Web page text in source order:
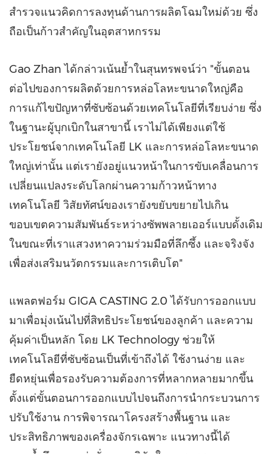
สำรวจแนวคิดการลงทุนด้านการผลิตโฉมใหม่ด้วย ซึ่ง
ถือเป็นก้าวสำคัญในอุตสาหกรรม
Gao Zhan ได้กล่าวเน้นย้ำในสุนทรพจน์ว่า "ขั้นตอน
ต่อไปของการผลิตด้วยการหล่อโลหะขนาดใหญ่คือ
การแก้ไขปัญหาที่ซับซ้อนด้วยเทคโนโลยีที่เรียบง่าย ซึ่ง
ในฐานะผู้บุกเบิกในสาขานี้ เราไม่ได้เพียงแต่ใช้
ประโยชน์จากเทคโนโลยี LK และการหล่อโลหะขนาด
ใหญ่เท่านั้น แต่เรายังอยู่แนวหน้าในการขับเคลื่อนการ
เปลี่ยนแปลงระดับโลกผ่านความก้าวหน้าทาง
เทคโนโลยี วิสัยทัศน์ของเรายังขยับขยายไปเกิน
ขอบเขตความสัมพันธ์ระหว่างซัพพลายเออร์แบบดั้งเดิม
ในขณะที่เราแสวงหาความร่วมมือที่ลึกซึ้ง และจริงจัง
เพื่อส่งเสริมนวัตกรรมและการเติบโต"
แพลตฟอร์ม GIGA CASTING 2.0 ได้รับการออกแบบ
มาเพื่อมุ่งเน้นไปที่สิทธิประโยชน์ของลูกค้า และความ
คุ้มค่าเป็นหลัก โดย LK Technology ช่วยให้
เทคโนโลยีที่ซับซ้อนเป็นที่เข้าถึงได้ ใช้งานง่าย และ
ยืดหยุ่นเพื่อรองรับความต้องการที่หลากหลายมากขึ้น
ตั้งแต่ขั้นตอนการออกแบบไปจนถึงการนำกระบวนการ
ปรับใช้งาน การพิจารณาโครงสร้างพื้นฐาน และ
ประสิทธิภาพของเครื่องจักรเฉพาะ แนวทางนี้ได้